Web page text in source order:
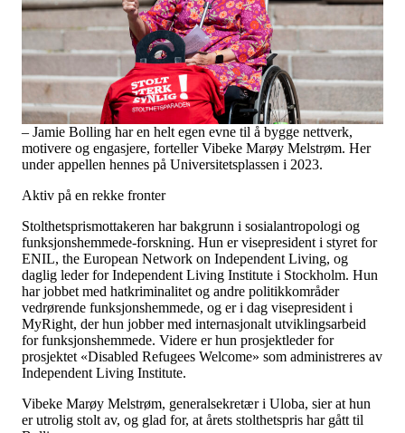
– Jamie Bolling har en helt egen evne til å bygge nettverk,
motivere og engasjere, forteller Vibeke Marøy Melstrøm. Her
under appellen hennes på Universitetsplassen i 2023.
Aktiv på en rekke fronter
Stolthetsprismottakeren har bakgrunn i sosialantropologi og
funksjonshemmede-forskning. Hun er visepresident i styret for
ENIL, the European Network on Independent Living, og
daglig leder for Independent Living Institute i Stockholm. Hun
har jobbet med hatkriminalitet og andre politikkområder
vedrørende funksjonshemmede, og er i dag visepresident i
MyRight, der hun jobber med internasjonalt utviklingsarbeid
for funksjonshemmede. Videre er hun prosjektleder for
prosjektet «Disabled Refugees Welcome» som administreres av
Independent Living Institute.
Vibeke Marøy Melstrøm, generalsekretær i Uloba, sier at hun
er utrolig stolt av, og glad for, at årets stolthetspris har gått til